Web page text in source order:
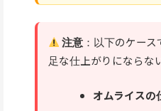
注意 ：以下のケー
足な仕上がりにならな
オムライスの